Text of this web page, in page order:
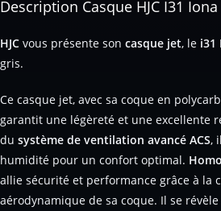
Description Casque HJC I31
HJC vous présente son casque jet, le i31
gris.
Ce casque jet, avec sa coque en
garantit une légèreté et une excellente
du système de ventilation avancé ACS,
humidité pour un confort optimal.
allie sécurité et performance grâce à la
aérodynamique de sa coque. Il se